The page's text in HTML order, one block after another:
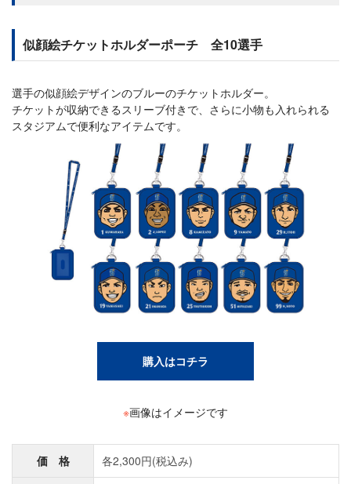
似顔絵チケットホルダーポーチ 全10選手
選手の似顔絵デザインのブルーのチケットホルダー。
チケットが収納できるスリーブ付きで、さらに小物も入れられる
スタジアムで便利なアイテムです。
購入はコチラ
※画像はイメージです
価 格 各2,300円(税込み)